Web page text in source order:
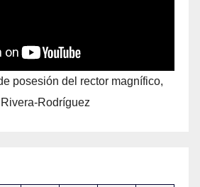
posesión del rector magnífico,
Rodríguez